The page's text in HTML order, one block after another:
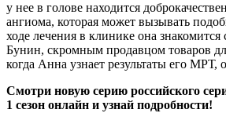
у нее в голове находится
ангиома, которая может вызывать
ходе лечения в клинике она
Бунин, скромным продавцом товаров
когда Анна узнает результаты его МРТ,
Смотри новую серию российского
1 сезон онлайн и узнай подробности!